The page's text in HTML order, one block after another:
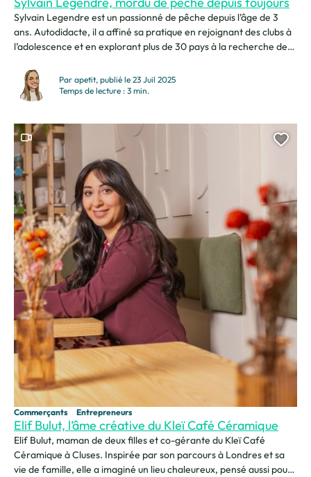
Sylvain Legendre est un passionné de pêche depuis l’âge de 3
ans. Autodidacte, il a affiné sa pratique en rejoignant des clubs à
l’adolescence et en explorant plus de 30 pays à la recherche de
loisir : c’est une véritable aventure. Il encourage...
Par apetit, publié le 23 Juil 2025
Temps de lecture : 3 min.
Elif Bulut, l’âme créative du Kleï Café Céramique
Commerçants Entrepreneurs
Elif Bulut, maman de deux filles et co-gérante du Kleï Café
Céramique à Cluses. Inspirée par son parcours à Londres et sa
vie de famille, elle a imaginé un lieu chaleureux, pensé aussi pour
Ce contenu contient une vidéo